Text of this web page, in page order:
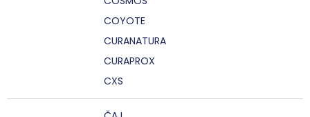
COYOTE
CURANATURA
CURAPROX
CXS